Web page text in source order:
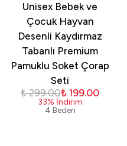
Unisex Bebek ve
Çocuk Hayvan
Desenli Kaydırmaz
Tabanlı Premium
Pamuklu Soket Çorap
Seti
₺ 299.00₺ 199.00
33% İndirim
4 Beden